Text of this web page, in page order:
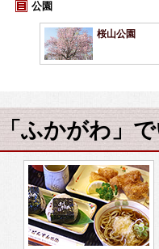
公園
桜山公園
「ふかがわ」